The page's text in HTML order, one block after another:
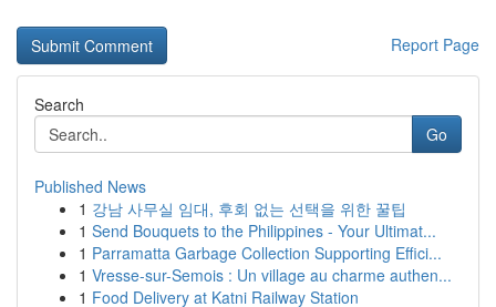
Report Page
Search
Go
Published News
1 강남 사무실 임대, 후회 없는 선택을 위한 꿀팁
1 Send Bouquets to the Philippines - Your Ultimat...
1 Parramatta Garbage Collection Supporting Effici...
1 Vresse-sur-Semois : Un village au charme authen...
1 Food Delivery at Katni Railway Station